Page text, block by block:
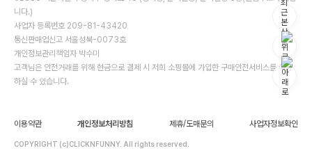
니다.)
사업자 등록번호 209-81-43420
통신판매업신고 서울성북-0073호
개인정보관리책임자 박수미
고객님은 안전거래를 위해 현금으로 결제 시 저희 소핑몰에 가입한 구매안전서비스를 이용
하실 수 있습니다.
이용약관 개인정보처리방침 제휴/도매문의 사업자정보확인
COPYRIGHT (c)CLICKNFUNNY. All rights reserved.